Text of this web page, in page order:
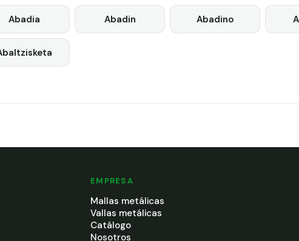
Abadia Abadin Abadino
EMPRESA
Mallas metálicas
Vallas metálicas
Catálogo
Nosotros